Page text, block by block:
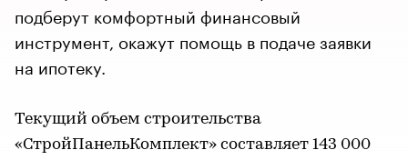
подберут комфортный финансовый
инструмент, окажут помощь в подаче заявки
на ипотеку.
Текущий объем строительства
«СтройПанельКомплект» составляет 143 000